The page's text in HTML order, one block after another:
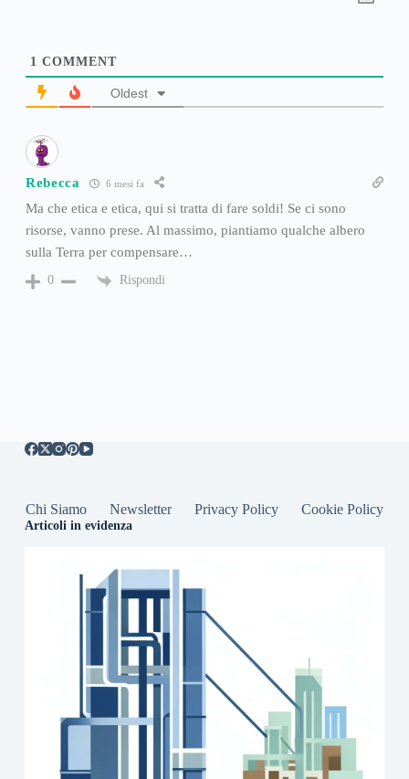
1 COMMENT
Oldest
Rebecca 6 mesi fa
Ma che etica e etica, qui si tratta di fare soldi! Se ci sono
risorse, vanno prese. Al massimo, piantiamo qualche albero
sulla Terra per compensare…
0 Rispondi
Chi Siamo Newsletter Privacy Policy Cookie Policy
Articoli in evidenza